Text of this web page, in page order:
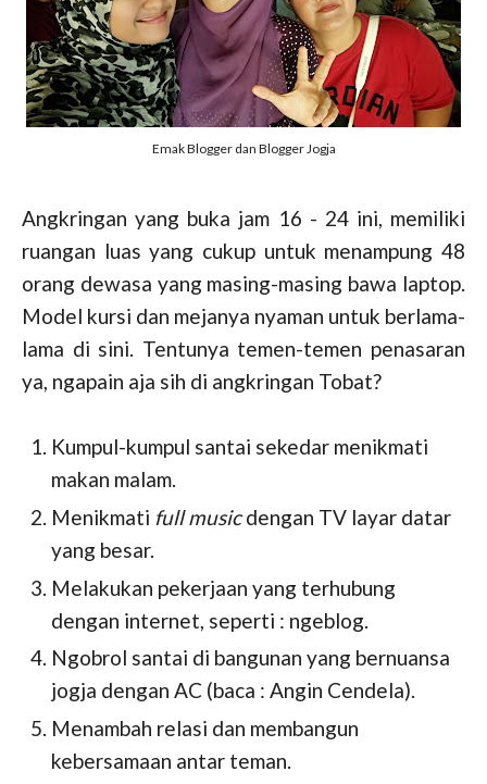
Emak Blogger dan Blogger Jogja
Angkringan yang buka jam 16 - 24 ini, memiliki
ruangan luas yang cukup untuk menampung 48
orang dewasa yang masing-masing bawa laptop.
Model kursi dan mejanya nyaman untuk berlama-
lama di sini. Tentunya temen-temen penasaran
ya, ngapain aja sih di angkringan Tobat?
Kumpul-kumpul santai sekedar menikmati
makan malam.
Menikmati full musicdengan TV layar datar
yang besar.
Melakukan pekerjaan yang terhubung
dengan internet, seperti : ngeblog.
Ngobrol santai di bangunan yang bernuansa
jogja dengan AC (baca : Angin Cendela).
Menambah relasi dan membangun
kebersamaan antar teman.